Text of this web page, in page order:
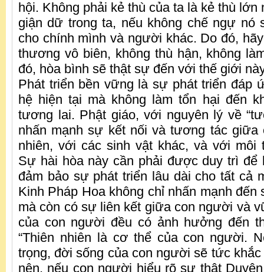
hội. Không phải kẻ thù của ta là kẻ thù
giận dữ trong ta, nếu không chế ngự nó
cho chính mình và người khác. Do đó,
thương vô biên, không thù hận, không
đó, hòa bình sẽ thật sự đến với thế giới
Phát triển bền vững là sự phát triển đáp
hệ hiện tại mà không làm tổn hại đến
tương lai. Phật giáo, với nguyên lý về
nhấn mạnh sự kết nối và tương tác
nhiên, với các sinh vật khác, và với môi
Sự hài hòa này cần phải được duy trì để
đảm bảo sự phát triển lâu dài cho tất cả
Kinh Pháp Hoa không chỉ nhấn mạnh đến
mà còn có sự liên kết giữa con người và
của con người đều có ảnh hưởng đến
“Thiên nhiên là cơ thể của con người.
trọng, đời sống của con người sẽ tức
nên, nếu con người hiểu rõ sự thật